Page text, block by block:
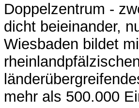
Doppelzentrum -
dicht beieinander,
Wiesbaden bildet
mehr als 500.000